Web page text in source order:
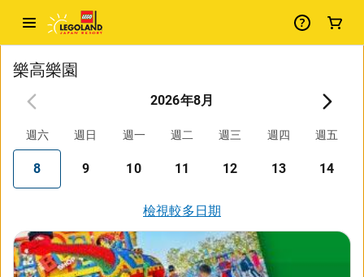
樂高樂園
2026年8月
週六 週日 週一 週二 週三 週四 週五
8 9 10 11 12 13 14
檢視較多日期